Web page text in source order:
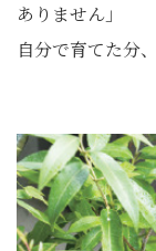
ありません」
自分で育てた分